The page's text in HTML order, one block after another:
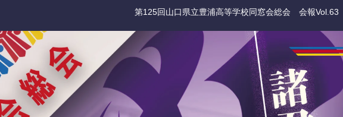
第125回山口県立豊浦高等学校同窓会総会 会報Vol.63